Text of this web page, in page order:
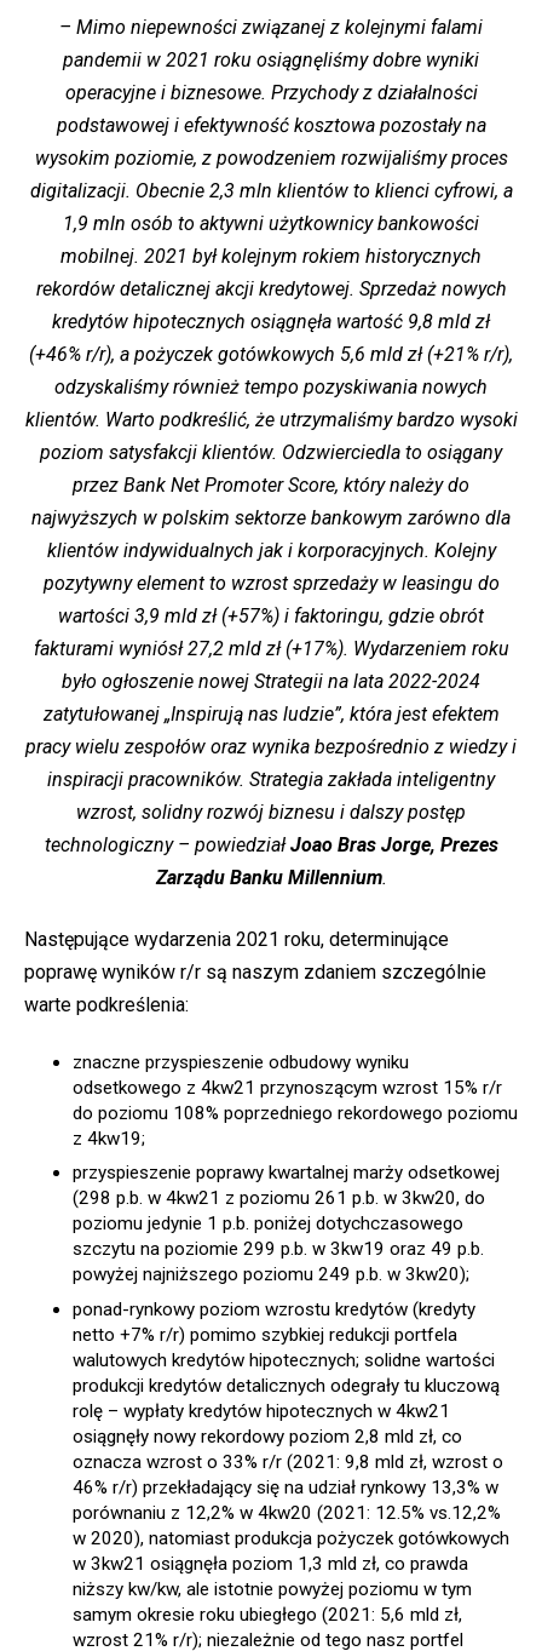
– Mimo niepewności związanej z kolejnymi falami
pandemii w 2021 roku osiągnęliśmy dobre wyniki
operacyjne i biznesowe. Przychody z działalności
podstawowej i efektywność kosztowa pozostały na
wysokim poziomie, z powodzeniem rozwijaliśmy proces
digitalizacji. Obecnie 2,3 mln klientów to klienci cyfrowi, a
1,9 mln osób to aktywni użytkownicy bankowości
mobilnej. 2021 był kolejnym rokiem historycznych
rekordów detalicznej akcji kredytowej. Sprzedaż nowych
kredytów hipotecznych osiągnęła wartość 9,8 mld zł
(+46% r/r), a pożyczek gotówkowych 5,6 mld zł (+21% r/r),
odzyskaliśmy również tempo pozyskiwania nowych
klientów. Warto podkreślić, że utrzymaliśmy bardzo wysoki
poziom satysfakcji klientów. Odzwierciedla to osiągany
przez Bank Net Promoter Score, który należy do
najwyższych w polskim sektorze bankowym zarówno dla
klientów indywidualnych jak i korporacyjnych. Kolejny
pozytywny element to wzrost sprzedaży w leasingu do
wartości 3,9 mld zł (+57%) i faktoringu, gdzie obrót
fakturami wyniósł 27,2 mld zł (+17%). Wydarzeniem roku
było ogłoszenie nowej Strategii na lata 2022-2024
zatytułowanej „Inspirują nas ludzie”, która jest efektem
pracy wielu zespołów oraz wynika bezpośrednio z wiedzy i
inspiracji pracowników. Strategia zakłada inteligentny
wzrost, solidny rozwój biznesu i dalszy postęp
technologiczny – powiedziałJoao Bras Jorge, Prezes
Zarządu Banku Millennium.
Następujące wydarzenia 2021 roku, determinujące
poprawę wyników r/r są naszym zdaniem szczególnie
warte podkreślenia:
znaczne przyspieszenie odbudowy wyniku
odsetkowego z 4kw21 przynoszącym wzrost 15% r/r
do poziomu 108% poprzedniego rekordowego poziomu
z 4kw19;
przyspieszenie poprawy kwartalnej marży odsetkowej
(298 p.b. w 4kw21 z poziomu 261 p.b. w 3kw20, do
poziomu jedynie 1 p.b. poniżej dotychczasowego
szczytu na poziomie 299 p.b. w 3kw19 oraz 49 p.b.
powyżej najniższego poziomu 249 p.b. w 3kw20);
ponad-rynkowy poziom wzrostu kredytów (kredyty
netto +7% r/r) pomimo szybkiej redukcji portfela
walutowych kredytów hipotecznych; solidne wartości
produkcji kredytów detalicznych odegrały tu kluczową
rolę – wypłaty kredytów hipotecznych w 4kw21
osiągnęły nowy rekordowy poziom 2,8 mld zł, co
oznacza wzrost o 33% r/r (2021: 9,8 mld zł, wzrost o
46% r/r) przekładający się na udział rynkowy 13,3% w
porównaniu z 12,2% w 4kw20 (2021: 12.5% vs.12,2%
w 2020), natomiast produkcja pożyczek gotówkowych
w 3kw21 osiągnęła poziom 1,3 mld zł, co prawda
niższy kw/kw, ale istotnie powyżej poziomu w tym
samym okresie roku ubiegłego (2021: 5,6 mld zł,
wzrost 21% r/r); niezależnie od tego nasz portfel